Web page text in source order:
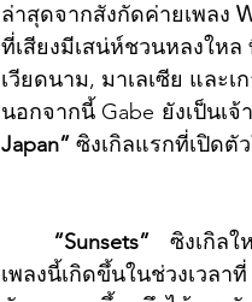
ล่าสุดจากสังกัดค่ายเพลง
ที่เสียงมีเสน่ห์ชวนหลงให
เวียดนาม, มาเลเซีย และ
นอกจากนี้ Gabe ยังเป็นเจ้
Japan” ซิงเกิลแรกที่เปิดตั
“Sunsets”
ซิงเกิล
เพลงนี้เกิดขึ้นในช่วงเวลาที่